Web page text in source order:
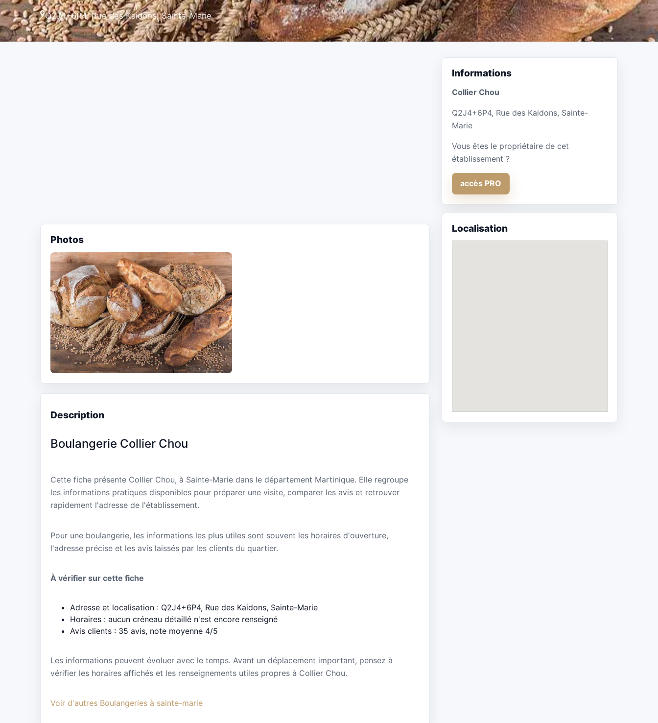
Q2J4+6P4, Rue des Kaidons, Sainte-Marie
Photos
Description
Boulangerie Collier Chou
Cette fiche présente Collier Chou, à Sainte-Marie dans le département Martinique. Elle regroupe
les informations pratiques disponibles pour préparer une visite, comparer les avis et retrouver
rapidement l'adresse de l'établissement.
Pour une boulangerie, les informations les plus utiles sont souvent les horaires d'ouverture,
l'adresse précise et les avis laissés par les clients du quartier.
À vérifier sur cette fiche
Adresse et localisation : Q2J4+6P4, Rue des Kaidons, Sainte-Marie
Horaires : aucun créneau détaillé n'est encore renseigné
Avis clients : 35 avis, note moyenne 4/5
Les informations peuvent évoluer avec le temps. Avant un déplacement important, pensez à
vérifier les horaires affichés et les renseignements utiles propres à Collier Chou.
Voir d'autres Boulangeries à sainte-marie
Informations
Collier Chou
Q2J4+6P4, Rue des Kaidons, Sainte-
Marie
Vous êtes le propriétaire de cet
établissement ?
accès PRO
Localisation